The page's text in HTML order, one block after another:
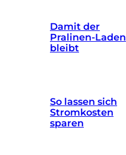
Damit der
Pralinen-Laden
bleibt
So lassen sich
Stromkosten
sparen